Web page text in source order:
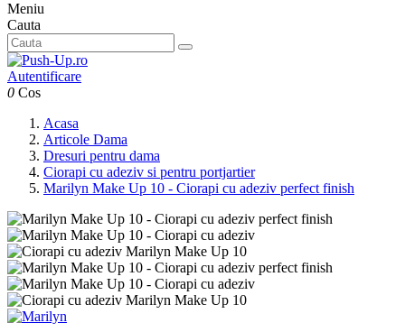
Meniu
Cauta
Autentificare
0 Cos
Acasa
Articole Dama
Dresuri pentru dama
Ciorapi cu adeziv si pentru portjartier
Marilyn Make Up 10 - Ciorapi cu adeziv perfect finish